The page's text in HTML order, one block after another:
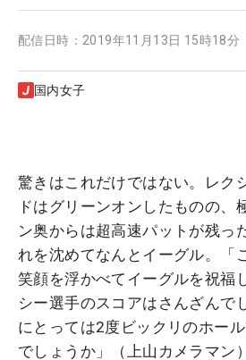
配信日時： 2019年11月13日 15時18分
国内女子
驚きはこれだけではない。レク
ドはグリーンオンしたものの、
ン奥からは超高速パットが残っ
れを沈めてなんとイーグル。「
笑顔を浮かべてイーグルを祝福
シー選手のスコアはさんざんで
にとっては2度ビックリのホー
でしょうか」（上山カメラマン